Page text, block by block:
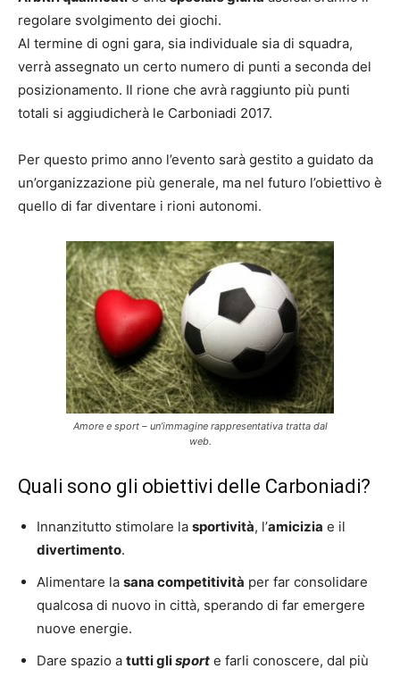
regolare svolgimento dei giochi.
Al termine di ogni gara, sia individuale sia di squadra,
verrà assegnato un certo numero di punti a seconda del
posizionamento. Il rione che avrà raggiunto più punti
totali si aggiudicherà le Carboniadi 2017.
Per questo primo anno l’evento sarà gestito a guidato da
un’organizzazione più generale, ma nel futuro l’obiettivo è
quello di far diventare i rioni autonomi.
Amore e sport – un’immagine rappresentativa tratta dal
web.
Quali sono gli obiettivi delle Carboniadi?
Innanzitutto stimolare la sportività, l’amicizia e il
divertimento.
Alimentare la sana competitività per far consolidare
qualcosa di nuovo in città, sperando di far emergere
nuove energie.
Dare spazio a tutti glisport e farli conoscere, dal più